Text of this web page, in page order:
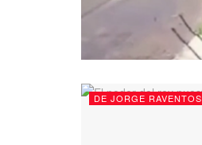
DE JORGE RAVENTOS